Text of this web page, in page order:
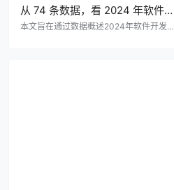
从 74 条数据，看 2024 年软件开
发新趋势
本文旨在通过数据概述2024年软件开发领